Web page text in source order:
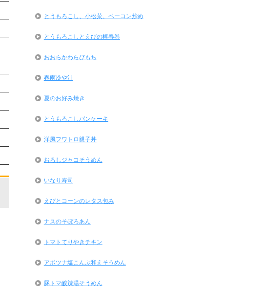
とうもろこし、小松菜、ベーコン炒め
とうもろこしとえびの棒春巻
おおらかわらびもち
春雨冷や汁
夏のお好み焼き
とうもろこしパンケーキ
洋風フワトロ親子丼
おろしジャコそうめん
いなり寿司
えびとコーンのレタス包み
ナスのそぼろあん
トマトてりやきチキン
アボツナ塩こんぶ和えそうめん
豚トマ酸辣湯そうめん